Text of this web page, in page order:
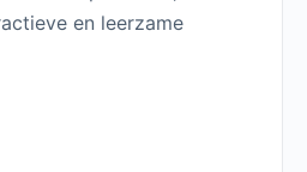
en leerzame